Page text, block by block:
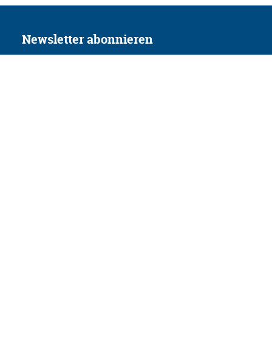
Newsletter abonnieren